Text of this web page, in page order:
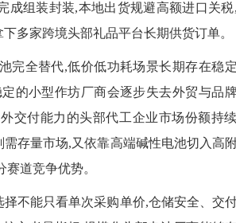
成组装封装,本地出货规避高额进口关税
多家跨境头部礼品平台长期供货订单。
全替代,低价低功耗场景长期存在稳
的小型作坊厂商会逐步失去外贸与品
交付能力的头部代工企业市场份额持
存量市场,又依靠高端碱性电池切入高
道竞争优势。
不能只看单次采购单价,仓储安全、交